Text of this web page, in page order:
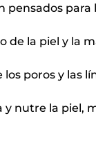
pensados para
la piel y la
poros y las
nutre la piel,